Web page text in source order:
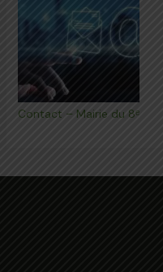
Contact – Mairie du 8ᵉ